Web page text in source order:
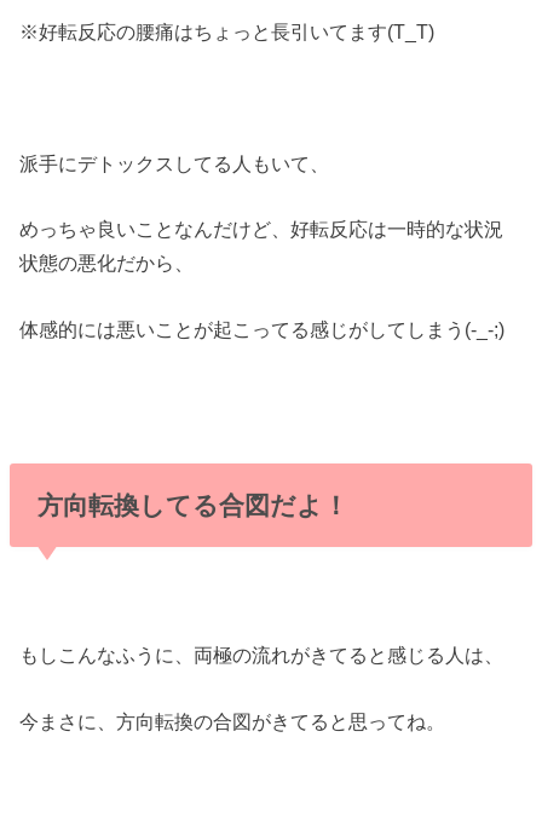
※好転反応の腰痛はちょっと長引いてます(T_T)
派手にデトックスしてる人もいて、
めっちゃ良いことなんだけど、好転反応は一時的な状況
状態の悪化だから、
体感的には悪いことが起こってる感じがしてしまう(-_-;)
方向転換してる合図だよ！
もしこんなふうに、両極の流れがきてると感じる人は、
今まさに、方向転換の合図がきてると思ってね。